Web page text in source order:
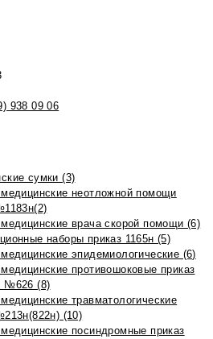
938 09 06
сумки (3)
неотложной помощи
врача скорой помощи (6)
наборы приказ 1165н (5)
эпидемиологические (6)
противошоковые приказ
№626 (8)
травматологические
(10)
посиндромные приказ